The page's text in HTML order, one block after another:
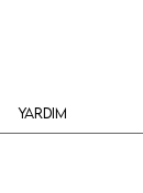
Yardım